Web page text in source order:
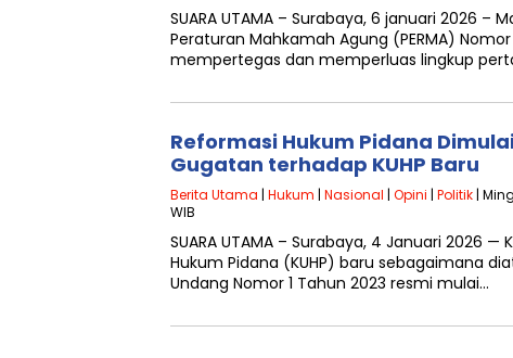
SUARA UTAMA – Surabaya, 6 januari 2026 –
Peraturan Mahkamah Agung (PERMA)
mempertegas dan memperluas lingkup
Reformasi Hukum Pidana
Gugatan terhadap KUHP Baru
Berita Utama | Hukum | Nasional | Opini | Politik |
WIB
SUARA UTAMA – Surabaya, 4 Januari 2026
Hukum Pidana (KUHP) baru sebagaimana
Undang Nomor 1 Tahun 2023 resmi mulai…